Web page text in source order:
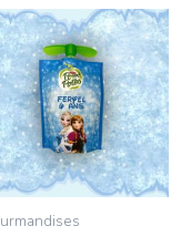
Ce
produit
a
plusieurs
variations.
Les
options
peuvent